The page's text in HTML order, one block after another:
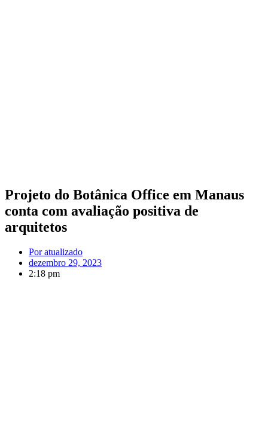
Projeto do Botânica Office em Manaus
conta com avaliação positiva de
arquitetos
Poratualizado
dezembro 29, 2023
2:18 pm